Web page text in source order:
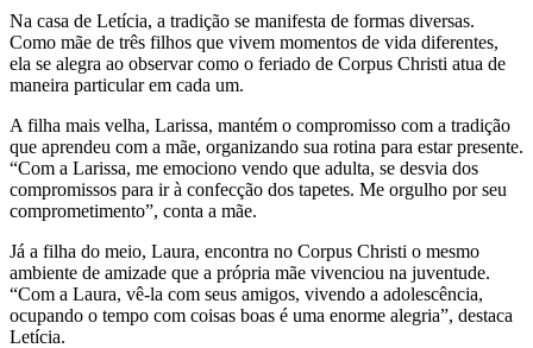
Na casa de Letícia, a tradição se manifesta de formas diversas.
Como mãe de três filhos que vivem momentos de vida diferentes,
ela se alegra ao observar como o feriado de Corpus Christi atua de
maneira particular em cada um.
A filha mais velha, Larissa, mantém o compromisso com a tradição
que aprendeu com a mãe, organizando sua rotina para estar presente.
“Com a Larissa, me emociono vendo que adulta, se desvia dos
compromissos para ir à confecção dos tapetes. Me orgulho por seu
comprometimento”, conta a mãe.
Já a filha do meio, Laura, encontra no Corpus Christi o mesmo
ambiente de amizade que a própria mãe vivenciou na juventude.
“Com a Laura, vê-la com seus amigos, vivendo a adolescência,
ocupando o tempo com coisas boas é uma enorme alegria”, destaca
Letícia.